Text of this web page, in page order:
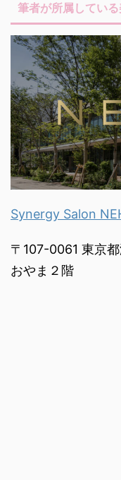
筆者が所属してい
Synergy Salon
〒107-0061 東京
おやま２階